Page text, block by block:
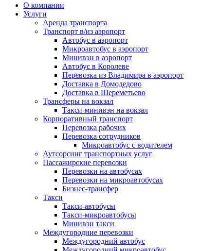
О компании
Услуги
Аренда транспорта
Транспорт в/из аэропорт
Автобус в аэропорт
Микроавтобус в аэропорт
Минивэн в аэропорт
Автобус в Королеве
Перевозка из Владимира в аэропорт
Доставка в Домодедово
Доставка в Шереметьево
Трансферы на вокзал
Такси-минивэн на вокзал
Корпоративный транспорт
Перевозка рабочих
Перевозка сотрудников
Микроавтобус с водителем
Аутсорсинг транспортных услуг
Пассажирские перевозки
Перевозки на автобусах
Перевозки на микроавтобусах
Бизнес-трансфер
Такси
Такси-автобусы
Такси-микроавтобусы
Минивэн такси
Междугородние перевозки
Междугородний автобус